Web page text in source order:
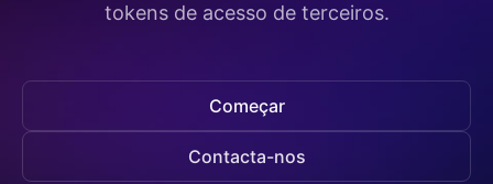
tokens de acesso de terceiros.
Começar
Contacta-nos